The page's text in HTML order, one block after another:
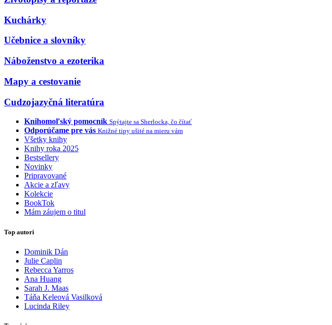
Kuchárky
Učebnice a slovníky
Náboženstvo a ezoterika
Mapy a cestovanie
Cudzojazyčná literatúra
Knihomoľský pomocník Spýtajte sa Sherlocka, čo čítať
Odporúčame pre vás Knižné tipy ušité na mieru vám
Všetky knihy
Knihy roka 2025
Bestsellery
Novinky
Pripravované
Akcie a zľavy
Kolekcie
BookTok
Mám záujem o titul
Top autori
Dominik Dán
Julie Caplin
Rebecca Yarros
Ana Huang
Sarah J. Maas
Táňa Keleová Vasilková
Lucinda Riley